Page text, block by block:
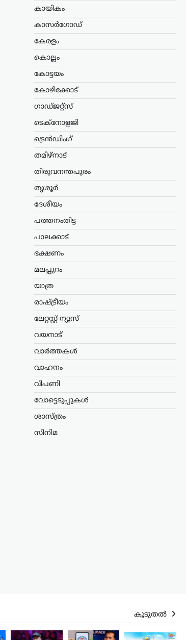
കായികം
കാസർഗോഡ്
കേരളം
കൊല്ലം
കോട്ടയം
കോഴിക്കോട്
ഗാഡ്ജറ്റ്സ്
ടെക്നോളജി
ട്രെൻഡിംഗ്
തമിഴ്നാട്
തിരുവനന്തപുരം
തൃശൂർ
ദേശീയം
പത്തനംതിട്ട
പാലക്കാട്
ഭക്ഷണം
മലപ്പുറം
യാത്ര
രാഷ്ട്രീയം
ലേറ്റസ്റ്റ് ന്യൂസ്
വയനാട്
വാർത്തകൾ
വാഹനം
വിപണി
വോട്ടെടുപ്പുകൾ
ശാസ്ത്രം
സിനിമ
കൂടുതൽ